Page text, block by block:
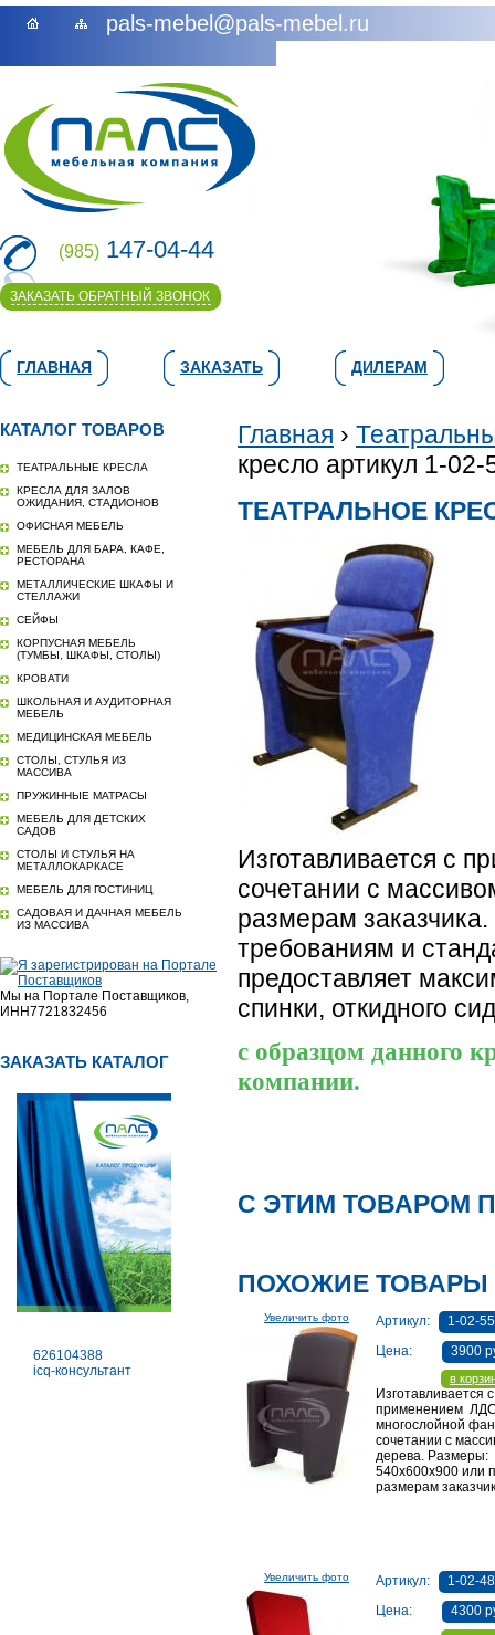
pals-mebel@pals-mebel.ru
(985) 147-04-44
ЗАКАЗАТЬ ОБРАТНЫЙ ЗВОНОК
ГЛАВНАЯ ЗАКАЗАТЬ ДИЛЕРАМ
КАТАЛОГ ТОВАРОВ
ТЕАТРАЛЬНЫЕ КРЕСЛА
КРЕСЛА ДЛЯ ЗАЛОВ
ОЖИДАНИЯ, СТАДИОНОВ
ОФИСНАЯ МЕБЕЛЬ
МЕБЕЛЬ ДЛЯ БАРА, КАФЕ,
РЕСТОРАНА
МЕТАЛЛИЧЕСКИЕ ШКАФЫ И
СТЕЛЛАЖИ
СЕЙФЫ
КОРПУСНАЯ МЕБЕЛЬ
(ТУМБЫ, ШКАФЫ, СТОЛЫ)
КРОВАТИ
ШКОЛЬНАЯ И АУДИТОРНАЯ
МЕБЕЛЬ
МЕДИЦИНСКАЯ МЕБЕЛЬ
СТОЛЫ, СТУЛЬЯ ИЗ
МАССИВА
ПРУЖИННЫЕ МАТРАСЫ
МЕБЕЛЬ ДЛЯ ДЕТСКИХ
САДОВ
СТОЛЫ И СТУЛЬЯ НА
МЕТАЛЛОКАРКАСЕ
МЕБЕЛЬ ДЛЯ ГОСТИНИЦ
САДОВАЯ И ДАЧНАЯ МЕБЕЛЬ
ИЗ МАССИВА
Мы на Портале Поставщиков,
ИНН7721832456
ЗАКАЗАТЬ КАТАЛОГ
626104388
icq-консультант
Главная ›
кресло артикул 1-02-
ТЕАТРАЛЬНОЕ
Изготавливается с
сочетании с
размерам
требованиям и
предоставляет
спинки, откидного
с образцом данного
компании.
С ЭТИМ ТОВАРОМ
ПОХОЖИЕ ТОВАРЫ
Увеличить фото Артикул:
1-02-55
Цена:
3900
в
Изготавливается с
применением
многослойной
сочетании с
дерева. Размеры:
540х600х900 или
размерам
Увеличить фото Артикул:
1-02-
Цена:
4300